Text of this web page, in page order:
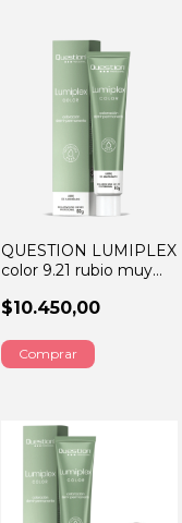
QUESTION LUMIPLEX
color 9.21 rubio muy
60GRS
$10.450,00